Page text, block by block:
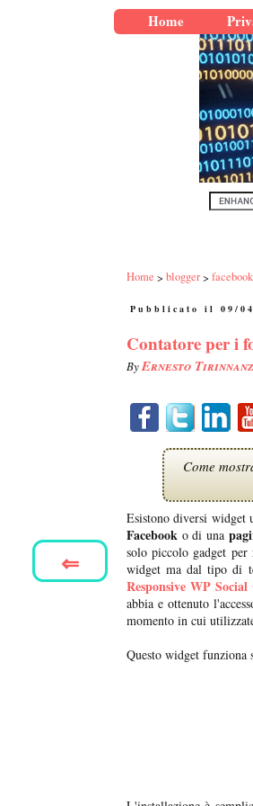
Home
Home blogger facebook
Pubblicato il 09/
Contatore per i
ByErnesto
Come
Esistono diversi widget
Facebook o di una
solo piccolo gadget
widget ma dal tipo di
Responsive WP
abbia e ottenuto
momento in cui
Questo widget funziona
⇐